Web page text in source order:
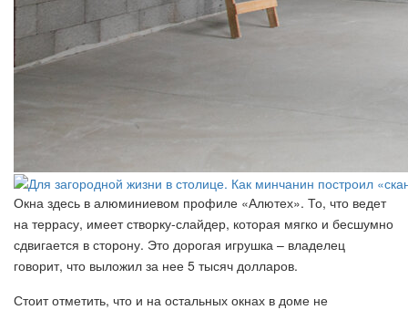
Окна здесь в алюминиевом профиле «Алютех». То, что ведет
на террасу, имеет створку-слайдер, которая мягко и бесшумно
сдвигается в сторону. Это дорогая игрушка – владелец
говорит, что выложил за нее 5 тысяч долларов.
Стоит отметить, что и на остальных окнах в доме не